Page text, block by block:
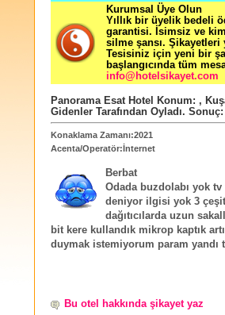
Kurumsal Üye Olun
Yıllık bir üyelik bedeli
garantisi. İsimsiz ve
silme şansı. Şikayetleri
Tesisiniz için yeni bir
başlangıcında tüm
info@hotelsikayet.com
Panorama Esat Hotel Konum: ,
Gidenler Tarafından Oyladı. Sonuç:
Konaklama Zamanı:2021
Acenta/Operatör:İnternet
Berbat
Odada buzdolabı yok
deniyor ilgisi yok 3 çeşit
dağıtıcılarda uzun
bit kere kullandık mikrop kaptık
duymak istemiyorum param yandı
Bu otel hakkında şikayet yaz